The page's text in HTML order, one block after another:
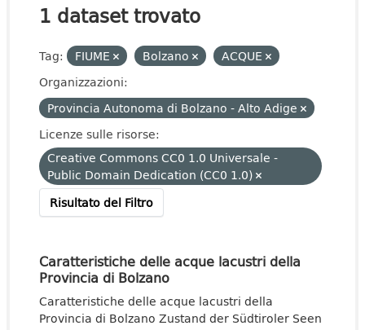
1 dataset trovato
Tag: FIUME Bolzano
ACQUE
Organizzazioni:
Provincia Autonoma di Bolzano - Alto Adige
Licenze sulle risorse:
Creative Commons CC0 1.0 Universale -
Public Domain Dedication (CC0 1.0)
Risultato del Filtro
Caratteristiche delle acque lacustri della
Provincia di Bolzano
Caratteristiche delle acque lacustri della
Provincia di Bolzano Zustand der Südtiroler Seen